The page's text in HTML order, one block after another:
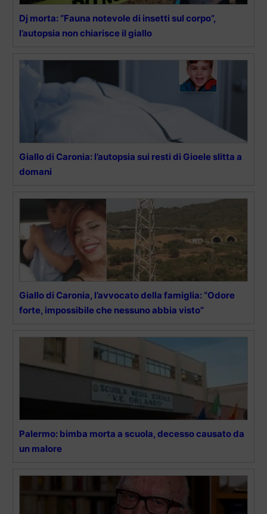
Dj morta: “Fauna notevole di insetti sul corpo”,
l’autopsia non chiarisce il giallo
Giallo di Caronia: l’autopsia sui resti di Gioele slitta a
domani
Giallo di Caronia, l’avvocato della famiglia: “Odore
forte, impossibile che nessuno abbia visto”
Palermo: bimba morta a scuola, decesso causato da
un malore